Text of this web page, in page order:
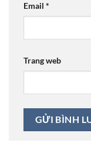
Email *
Trang web